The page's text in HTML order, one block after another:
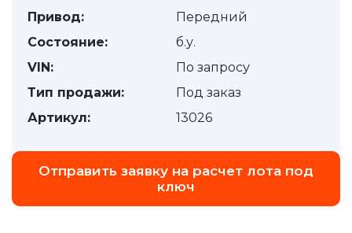
Привод:
Передний
Состояние:
б.у.
VIN:
По запросу
Тип продажи:
Под заказ
Артикул:
13026
Отправить заявку на расчет лота под
ключ